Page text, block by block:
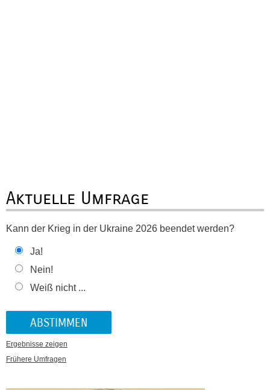
Aktuelle Umfrage
Kann der Krieg in der Ukraine 2026 beendet werden?
Ja!
Nein!
Weiß nicht ...
Ergebnisse zeigen
Frühere Umfragen